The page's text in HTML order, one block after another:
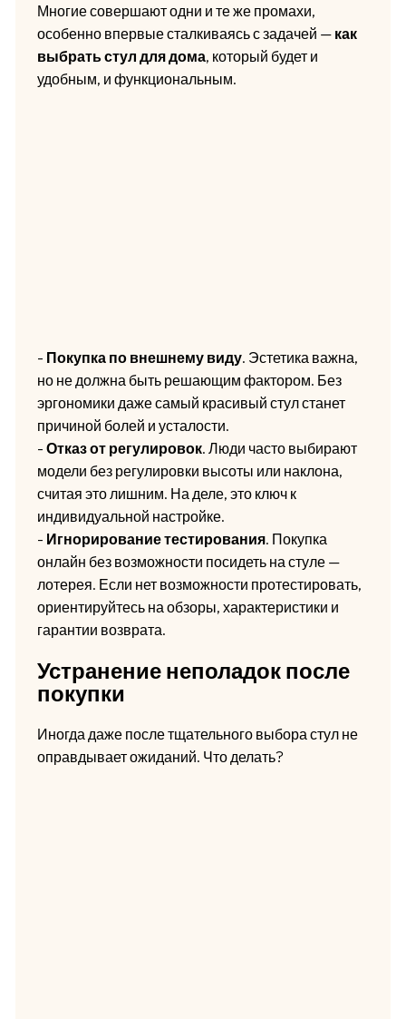
Многие совершают одни и те же промахи,
особенно впервые сталкиваясь с задачей — как
выбрать стул для дома, который будет и
удобным, и функциональным.
- Покупка по внешнему виду. Эстетика важна,
но не должна быть решающим фактором. Без
эргономики даже самый красивый стул станет
причиной болей и усталости.
- Отказ от регулировок. Люди часто выбирают
модели без регулировки высоты или наклона,
считая это лишним. На деле, это ключ к
индивидуальной настройке.
- Игнорирование тестирования. Покупка
онлайн без возможности посидеть на стуле —
лотерея. Если нет возможности протестировать,
ориентируйтесь на обзоры, характеристики и
гарантии возврата.
Устранение неполадок после
покупки
Иногда даже после тщательного выбора стул не
оправдывает ожиданий. Что делать?